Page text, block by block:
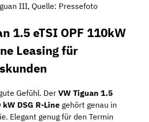
III, Quelle: Pressefoto
1.5 eTSI OPF 110kW
Leasing für
Gefühl. Der VW Tiguan 1.5
kW DSG R-Line gehört genau in
Elegant genug für den Termin